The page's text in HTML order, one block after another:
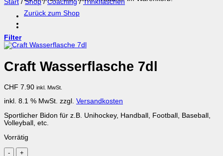
Zurück zum Shop
Start / Shop / Coaching / Trinkflaschen
Filter
Craft Wasserflasche 7dl
CHF 7.90 inkl. MwSt.
inkl. 8.1 % MwSt. zzgl. Versandkosten
Sportlicher Bidon für z.B. Unihockey, Handball, Football, Baseball,
Volleyball, etc.
Vorrätig
Craft